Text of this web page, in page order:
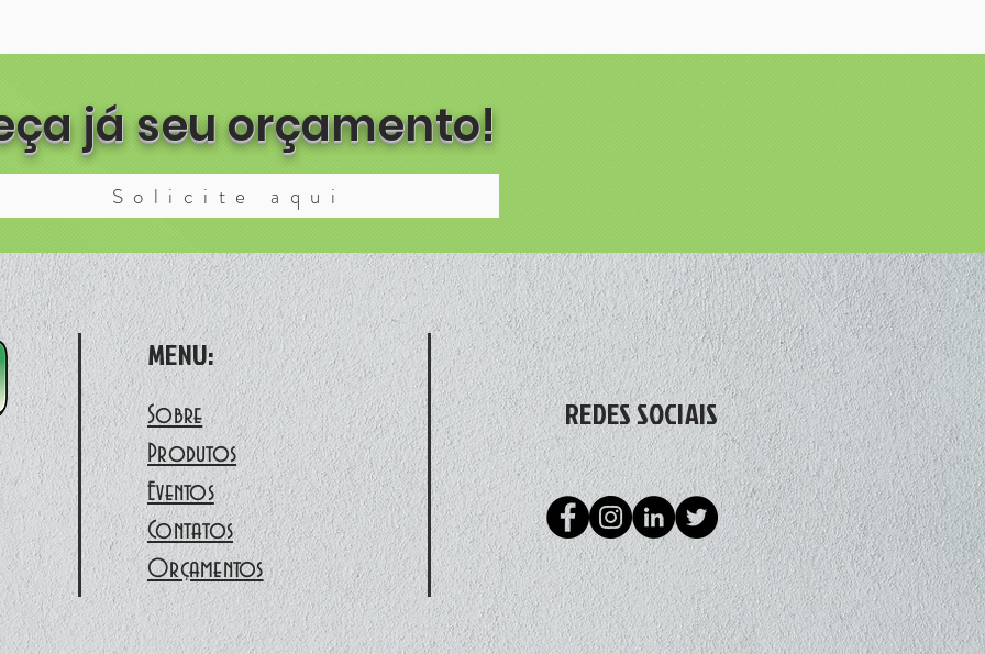
já seu orçamento!
Solicite aqui
MENU:
Sobre
Produtos
Eventos
Contatos
Orçamentos
REDES SOCIAIS